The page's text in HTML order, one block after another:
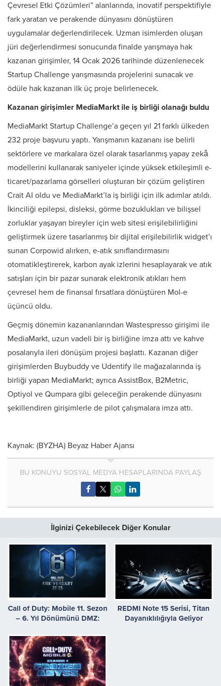
Çevresel Etki Çözümleri” alanlarında, inovatif perspektifiyle
fark yaratan ve perakende dünyasını dönüştüren
uygulamalar değerlendirilecek. Uzman isimlerden oluşan
jüri değerlendirmesi sonucunda finalde yarışmaya hak
kazanan girişimler, 14 Ocak 2026 tarihinde düzenlenecek
Startup Challenge yarışmasında projelerini sunacak ve
ödüle hak kazanan ilk üç proje belirlenecek.
Kazanan girişimler MediaMarkt ile iş birliği olanağı buldu
MediaMarkt Startup Challenge’a geçen yıl 21 farklı ülkeden
232 proje başvuru yaptı. Yarışmanın kazananı ise belirli
sektörlere ve markalara özel olarak tasarlanmış yapay zekâ
modellerini kullanarak saniyeler içinde yüksek etkileşimli e-
ticaret/pazarlama görselleri oluşturan bir çözüm geliştiren
Crait AI oldu ve MediaMarkt’la iş birliği için ilk adımlar atıldı.
İkinciliği epilepsi, disleksi, görme bozuklukları ve bilişsel
zorluklar yaşayan bireyler için web sitesi erişilebilirliğini
geliştirmek üzere tasarlanmış bir dijital erişilebilirlik widget’ı
sunan Corpowid alırken, e-atık sınıflandırmasını
otomatikleştirerek, karbon ayak izlerini hesaplayarak ve atık
satışları için bir pazar sunarak elektronik atıkları hem
çevresel hem de finansal fırsatlara dönüştüren Mol-e
üçüncü oldu.
Geçmiş dönemin kazananlarından Wastespresso girişimi ile
MediaMarkt, uzun vadeli bir iş birliğine imza attı ve kahve
posalarıyla ileri dönüşüm projesi başlattı. Kazanan diğer
girişimlerden Buybuddy ve Udentify ile mağazalarında iş
birliği yapan MediaMarkt; ayrıca AssistBox, B2Metric,
Optiyol ve Qumpara gibi geleceğin perakende dünyasını
şekillendiren girişimlerle de pilot çalışmalara imza attı.
Kaynak: (BYZHA) Beyaz Haber Ajansı
BU KONUYU SOSYAL MEDYA HESAPLARINDA PAYLAŞ
İlginizi Çekebilecek Diğer Konular
Call of Duty: Mobile 11. Sezon
– 6. Yıl Dönümünü DMZ:
Kutlayın
REDMI Note 15 Serisi, Titan
Dayanıklılığıyla Geliyor